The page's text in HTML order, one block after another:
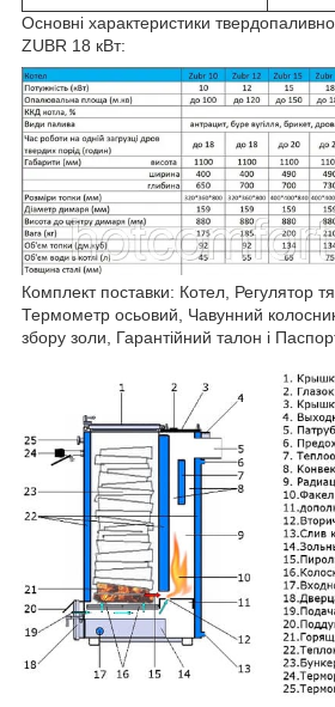
Основні характеристики
ZUBR 18 кВт:
Комплект поставки: Котел, Регулятор
Термометр осьовий, Чавунний
збору золи, Гарантійний талон і